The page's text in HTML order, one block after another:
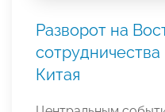
Разворот на
Китая